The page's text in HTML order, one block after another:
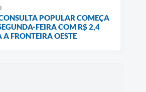
POPULAR COMEÇA
FEIRA COM R$ 2,4
A FRONTEIRA OESTE